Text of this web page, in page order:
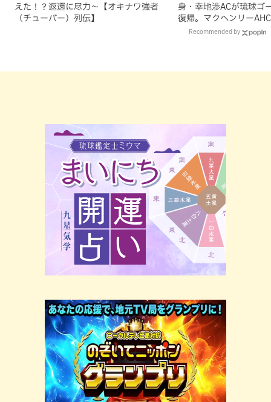
えた！？返還に尽力～【オキナワ強者
（チューバー）列伝】
身・幸地渉ACが琉球ゴ
復帰。マクヘンリー
理由Recommended by